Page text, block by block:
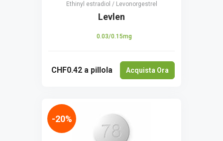
Ethinyl estradiol / Levonorgestrel
Levlen
0.03/0.15mg
CHF0.42 a pillola Acquista Ora
-20%